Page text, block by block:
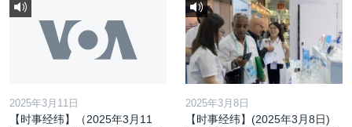
2025年3月11日
【时事经纬】（2025年3月11
2025年3月8日
【时事经纬】(2025年3月8日)